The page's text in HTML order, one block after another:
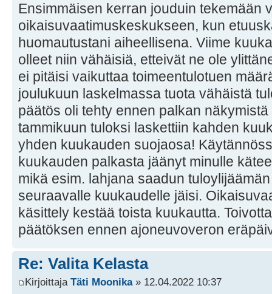
Ensimmäisen kerran jouduin tekemään
oikaisuvaatimuskeskukseen, kun
huomautustani aiheellisena. Viime
olleet niin vähäisiä, etteivät ne ole
ei pitäisi vaikuttaa toimeentulotuen
joulukuun laskelmassa tuota vähäistä
päätös oli tehty ennen palkan
tammikuun tuloksi laskettiin kahden
yhden kuukauden suojaosa!
kuukauden palkasta jäänyt minulle
mikä esim. lahjana saadun
seuraavalle kuukaudelle jäisi.
käsittely kestää toista kuukautta.
päätöksen ennen ajoneuvoveron
Re: Valita Kelasta
Kirjoittaja Täti Moonika» 12.04.2022 10:37